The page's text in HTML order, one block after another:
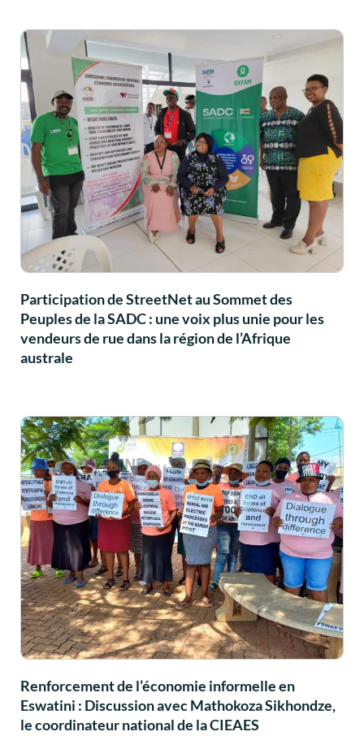
Participation de StreetNet au Sommet des
Peuples de la SADC : une voix plus unie pour les
vendeurs de rue dans la région de l’Afrique
australe
Renforcement de l’économie informelle en
Eswatini : Discussion avec Mathokoza Sikhondze,
le coordinateur national de la CIEAES